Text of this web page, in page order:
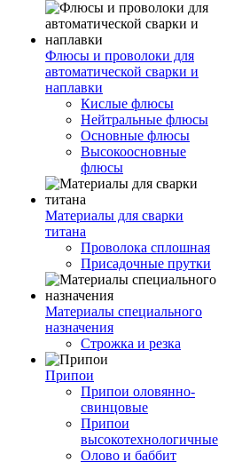
Флюсы и проволоки для
автоматической сварки и
наплавки
Кислые флюсы
Нейтральные флюсы
Основные флюсы
Высокоосновные
флюсы
Материалы для сварки
титана
Проволока сплошная
Присадочные прутки
Материалы специального
назначения
Строжка и резка
Припои
Припои оловянно-
свинцовые
Припои
высокотехнологичные
Олово и баббит